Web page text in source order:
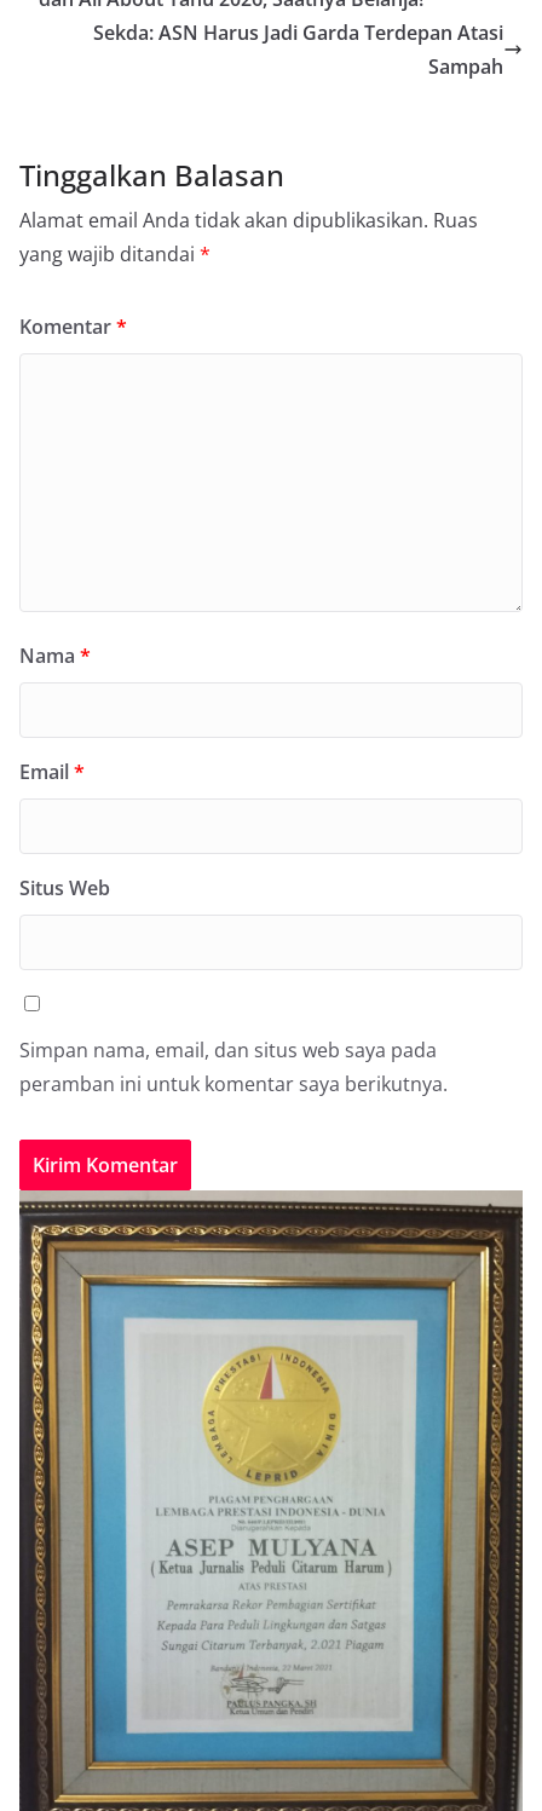
Sekda: ASN Harus Jadi Garda Terdepan Atasi
Sampah
Tinggalkan Balasan
Alamat email Anda tidak akan dipublikasikan. Ruas
yang wajib ditandai *
Komentar*
Nama *
Email*
Situs Web
Simpan nama, email, dan situs web saya pada
peramban ini untuk komentar saya berikutnya.